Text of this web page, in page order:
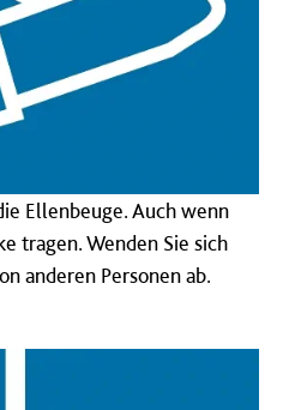
Ellenbeuge. Auch wenn
tragen. Wenden Sie sich
anderen Personen ab.